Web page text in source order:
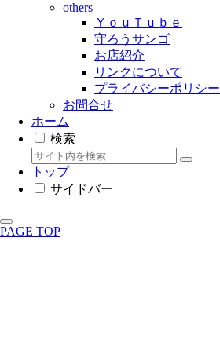
others
ＹｏｕＴｕｂｅ
守ろうサンゴ
お店紹介
リンクについて
プライバシーポリシー
お問合せ
ホーム
検索
トップ
サイドバー
PAGE TOP